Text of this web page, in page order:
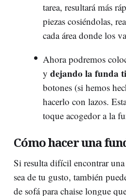
tarea, resultará más
piezas cosiéndolas,
cada área donde los
Ahora podremos
y dejando la funda
botones (si hemos
hacerlo con lazos.
toque acogedor a la
Cómo hacer una
Si resulta difícil encontrar
sea de tu gusto, también
de sofá para chaise longue